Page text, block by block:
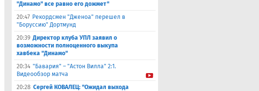
"Динамо" все равно его дожмет"
20:47 Рекордсмен "Дженоа" перешел в
"Боруссию" Дортмунд
20:39 Директор клуба УПЛ заявил о
возможности полноценного выкупа
хавбека "Динамо"
20:34 "Бавария" – "Астон Вилла" 2:1.
Видеообзор матча
20:28 Сергей КОВАЛЕЦ: "Ожидал выхода